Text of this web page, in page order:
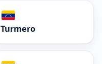
Turmero